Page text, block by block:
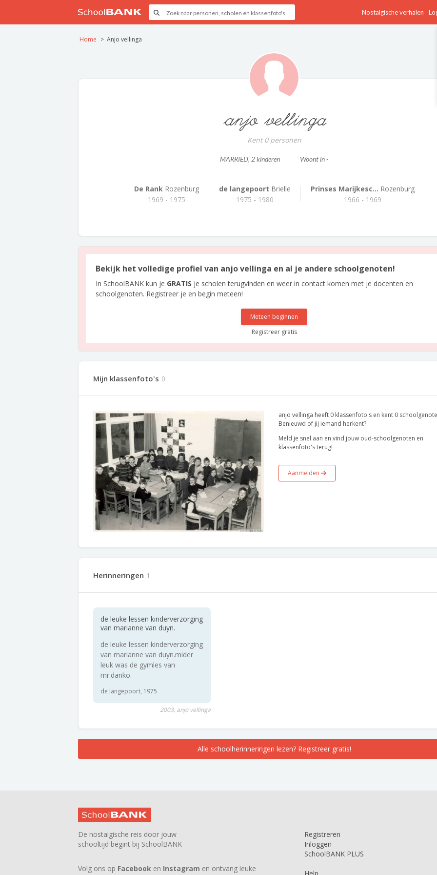
Nostalgische verhalen
Home Anjo vellinga
anjo vellinga
Kent 0 personen
MARRIED, 2 kinderen Woont in -
De RankRozenburg
1969 - 1975
de langepoort Brielle
1975 - 1980
Prinses Marijkesc... Rozenburg
1966 - 1969
Bekijk het volledige profiel van anjo vellinga en al je andere schoolgenoten!
In SchoolBANK kun je GRATIS je scholen terugvinden en weer in contact komen met je docenten en
schoolgenoten. Registreer je en begin meteen!
Meteen beginnen
Registreer gratis
Mijn klassenfoto's 0
anjo vellinga heeft 0 klassenfoto's en kent 0
Benieuwd of jij iemand herkent?
Meld je snel aan en vind jouw oud-schoolgenoten en
klassenfoto's terug!
Aanmelden
Herinneringen 1
de leuke lessen kinderverzorging
van marianne van duyn.
de leuke lessen kinderverzorging
van marianne van duyn.mider
leuk was de gymles van
mr.danko.
de langepoort, 1975
2003, anjo vellinga
Alle schoolherinneringen lezen? Registreer gratis!
De nostalgische reis door jouw
schooltijd begint bij SchoolBANK
Volg ons op Facebook en Instagram en ontvang leuke
Registreren
Inloggen
SchoolBANK PLUS